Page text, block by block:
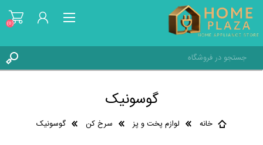
علاقه مندی ها
(0)
گوسونیک
خانه لوازم پخت و پز سرخ کن گوسونیک